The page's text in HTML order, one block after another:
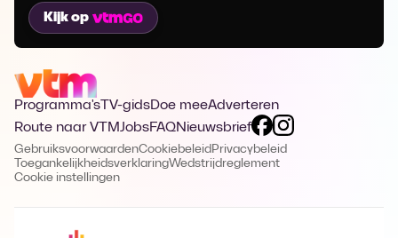
Kijk op
Programma's TV-gidsDoe meeAdverteren
Route naar VTMJobsFAQNieuwsbrief
GebruiksvoorwaardenCookiebeleid Privacybeleid
ToegankelijkheidsverklaringWedstrijdreglement
Cookie instellingen